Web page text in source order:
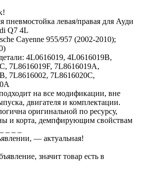
пневмостойка левая/правая для Ауди
Q7 4L
Cayenne 955/957 (2002-2010);
4L0616019, 4L0616019B,
7L8616019F, 7L8616019A,
7L8616002, 7L8616020C,
на все модификации, вне
двигателя и комплектации.
оригинальной по ресурсу,
и корта, демпфирующим свойствам
— актуальная!
значит товар есть в